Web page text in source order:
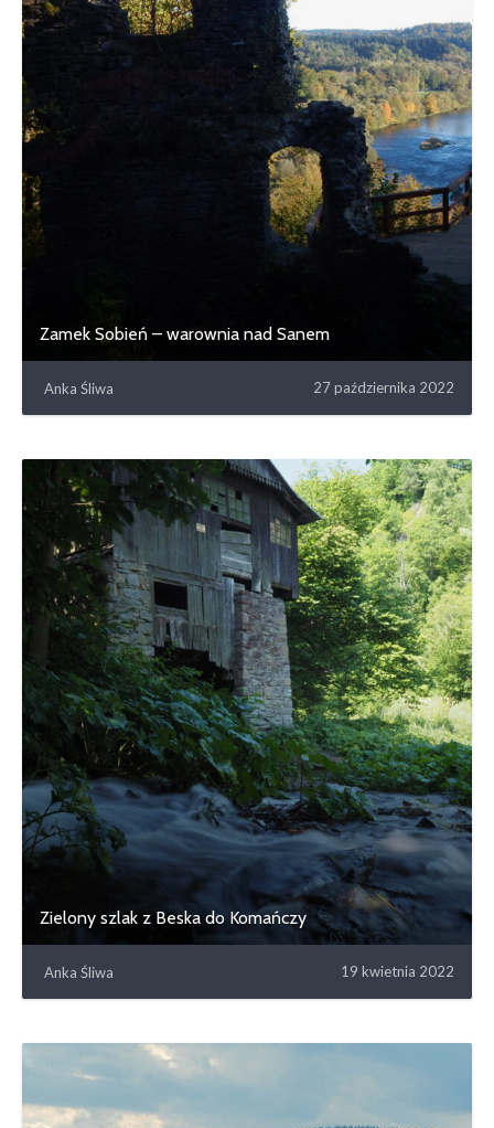
Zamek Sobień – warownia nad Sanem
Anka Śliwa 27 października 2022
Zielony szlak z Beska do Komańczy
Anka Śliwa 19 kwietnia 2022